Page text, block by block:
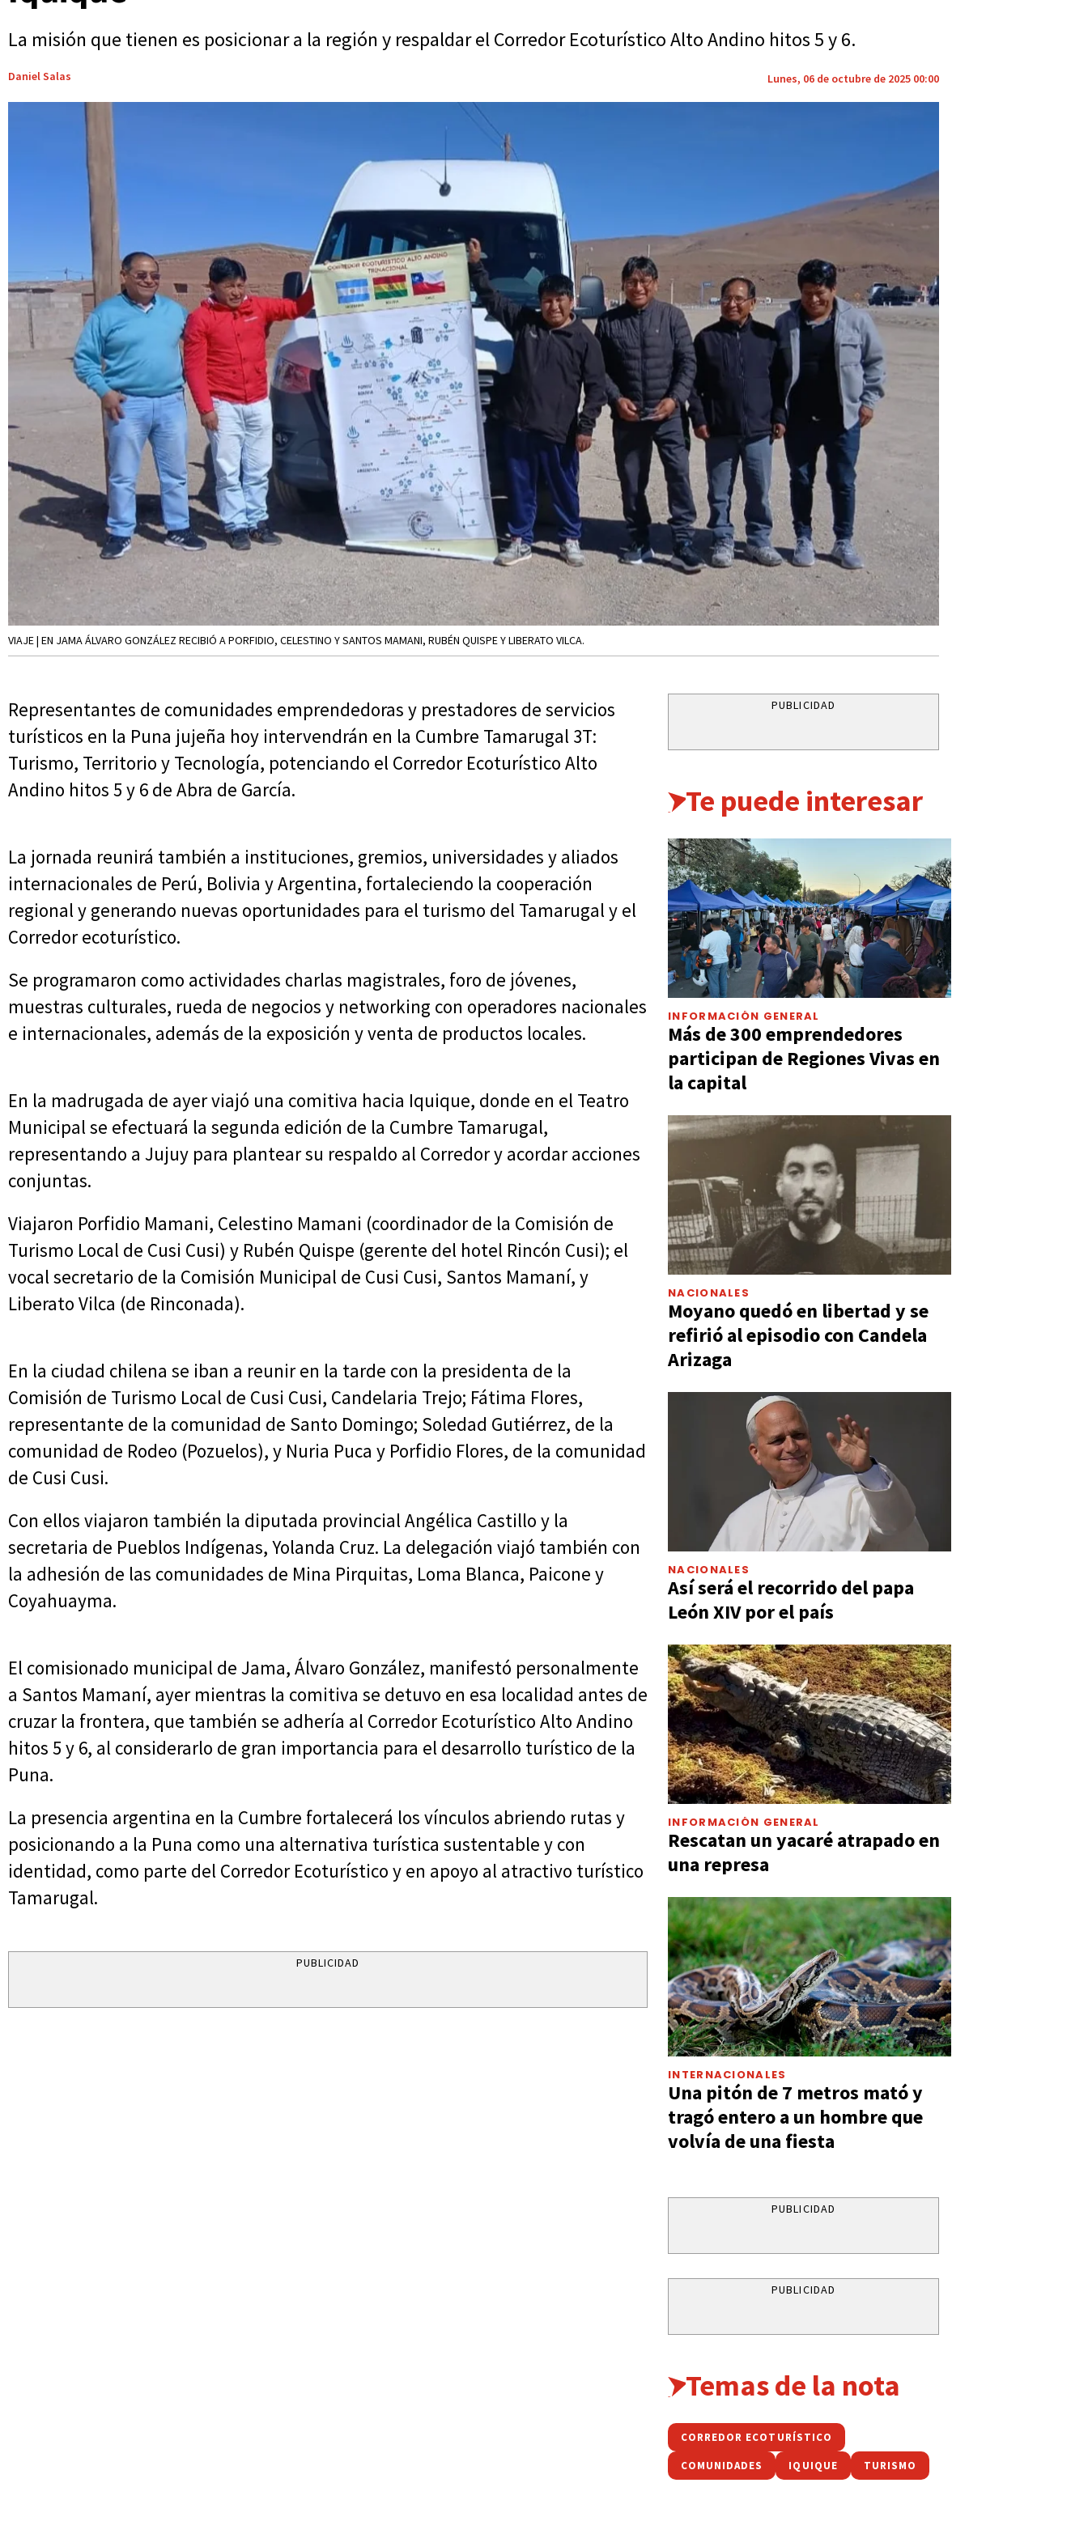
La misión que tienen es posicionar a la región y respaldar el Corredor Ecoturístico Alto Andino hitos 5 y 6.
Daniel Salas Lunes, 06 de octubre de 2025 00:00
VIAJE | EN JAMA ÁLVARO GONZÁLEZ RECIBIÓ A PORFIDIO, CELESTINO Y SANTOS MAMANI, RUBÉN QUISPE Y LIBERATO VILCA.
Representantes de comunidades emprendedoras y prestadores de servicios
turísticos en la Puna jujeña hoy intervendrán en la Cumbre Tamarugal 3T:
Turismo, Territorio y Tecnología, potenciando el Corredor Ecoturístico Alto
Andino hitos 5 y 6 de Abra de García.
La jornada reunirá también a instituciones, gremios, universidades y aliados
internacionales de Perú, Bolivia y Argentina, fortaleciendo la cooperación
regional y generando nuevas oportunidades para el turismo del Tamarugal y el
Corredor ecoturístico.
Se programaron como actividades charlas magistrales, foro de jóvenes,
muestras culturales, rueda de negocios y networking con operadores nacionales
e internacionales, además de la exposición y venta de productos locales.
En la madrugada de ayer viajó una comitiva hacia Iquique, donde en el Teatro
Municipal se efectuará la segunda edición de la Cumbre Tamarugal,
representando a Jujuy para plantear su respaldo al Corredor y acordar acciones
conjuntas.
Viajaron Porfidio Mamani, Celestino Mamani (coordinador de la Comisión de
Turismo Local de Cusi Cusi) y Rubén Quispe (gerente del hotel Rincón Cusi); el
vocal secretario de la Comisión Municipal de Cusi Cusi, Santos Mamaní, y
Liberato Vilca (de Rinconada).
En la ciudad chilena se iban a reunir en la tarde con la presidenta de la
Comisión de Turismo Local de Cusi Cusi, Candelaria Trejo; Fátima Flores,
representante de la comunidad de Santo Domingo; Soledad Gutiérrez, de la
comunidad de Rodeo (Pozuelos), y Nuria Puca y Porfidio Flores, de la comunidad
de Cusi Cusi.
Con ellos viajaron también la diputada provincial Angélica Castillo y la
secretaria de Pueblos Indígenas, Yolanda Cruz. La delegación viajó también con
la adhesión de las comunidades de Mina Pirquitas, Loma Blanca, Paicone y
Coyahuayma.
El comisionado municipal de Jama, Álvaro González, manifestó personalmente
a Santos Mamaní, ayer mientras la comitiva se detuvo en esa localidad antes de
cruzar la frontera, que también se adhería al Corredor Ecoturístico Alto Andino
hitos 5 y 6, al considerarlo de gran importancia para el desarrollo turístico de la
Puna.
La presencia argentina en la Cumbre fortalecerá los vínculos abriendo rutas y
posicionando a la Puna como una alternativa turística sustentable y con
identidad, como parte del Corredor Ecoturístico y en apoyo al atractivo turístico
Tamarugal.
PUBLICIDAD
PUBLICIDAD
Te puede interesar
INFORMACIÓN GENERAL
Más de 300 emprendedores
participan de Regiones Vivas en
la capital
NACIONALES
Moyano quedó en libertad y se
refirió al episodio con Candela
Arizaga
NACIONALES
Así será el recorrido del papa
León XIV por el país
INFORMACIÓN GENERAL
Rescatan un yacaré atrapado en
una represa
INTERNACIONALES
Una pitón de 7 metros mató y
tragó entero a un hombre que
volvía de una fiesta
PUBLICIDAD
PUBLICIDAD
Temas de la nota
CORREDOR ECOTURÍSTICO
COMUNIDADES IQUIQUE TURISMO